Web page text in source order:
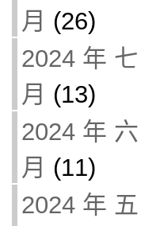
月 (26)
2024 年 七
月 (13)
2024 年 六
月 (11)
2024 年 五